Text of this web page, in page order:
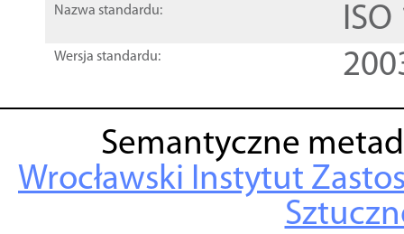
Nazwa standardu:
Wersja standardu:
Semantyczne
Wrocławski Instytut